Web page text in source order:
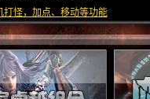
怪，加点、移动等功能